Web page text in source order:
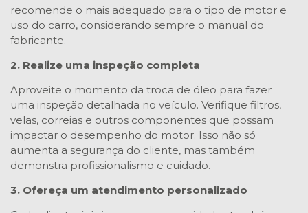
recomende o mais adequado para o tipo de motor e
uso do carro, considerando sempre o manual do
fabricante.
2. Realize uma inspeção completa
Aproveite o momento da troca de óleo para fazer
uma inspeção detalhada no veículo. Verifique filtros,
velas, correias e outros componentes que possam
impactar o desempenho do motor. Isso não só
aumenta a segurança do cliente, mas também
demonstra profissionalismo e cuidado.
3. Ofereça um atendimento personalizado